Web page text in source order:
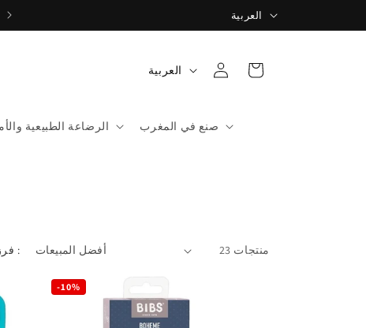
توصيل مجاني في جميع أنحاء المغرب ابتداءً من 400 درهمًا
غ
ة
العربية
الرضاعة الطبيعية صنع في المغرب
العربية
تسجيل
الدخول
سلة
فرز حسب : 23 منتجات
-10%